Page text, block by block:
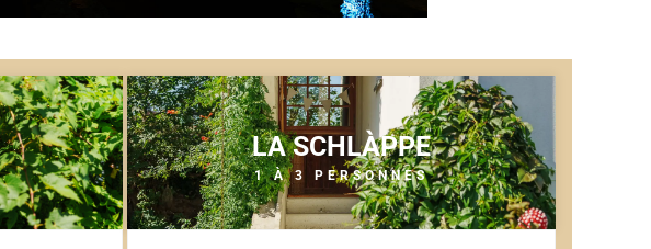
LA SCHLÀPPE
1 À 3 PERSONNES